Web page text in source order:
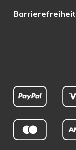
Barrierefreiheit